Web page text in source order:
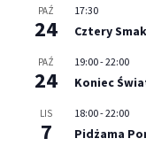
PAŹ
24
17:30
Cztery
PAŹ
24
19:00-22:00
Koniec
LIS
7
18:00-22:00
Pidżama